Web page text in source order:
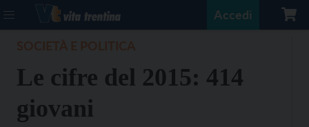
Accedi
Le cifre del 2015: 414
giovani